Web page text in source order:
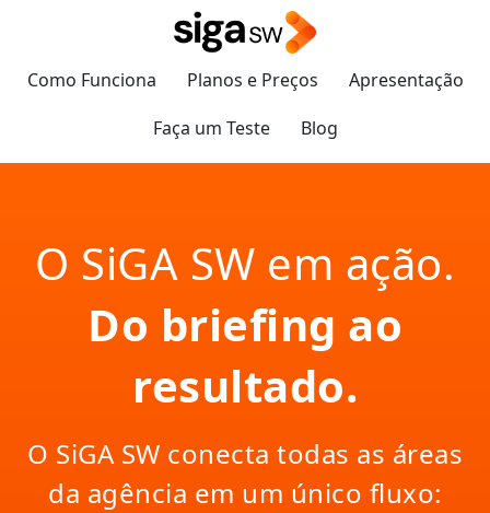
Como Funciona Planos e Preços
Apresentação
Faça um Teste
Blog
O SiGA SW em ação.
Do briefing ao
resultado.
Como funciona
O SiGA SW conecta todas as áreas
da agência em um único fluxo: